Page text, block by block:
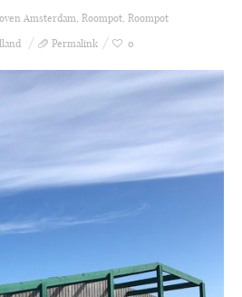
Amsterdam, Roompot, Roompot
Permalink 0